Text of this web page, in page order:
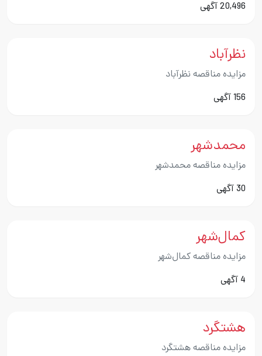
20,496 آگهی
نظرآباد
مزایده مناقصه نظرآباد
156 آگهی
محمدشهر
مزایده مناقصه محمدشهر
30 آگهی
کمال‌شهر
مزایده مناقصه کمال‌شهر
4 آگهی
هشتگرد
مزایده مناقصه هشتگرد